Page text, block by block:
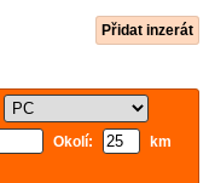
Přidat inzerát
Okolí:
km